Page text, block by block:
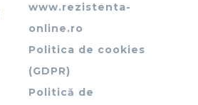
www.rezistenta-
online.ro
Politica de cookies
(GDPR)
Politică de